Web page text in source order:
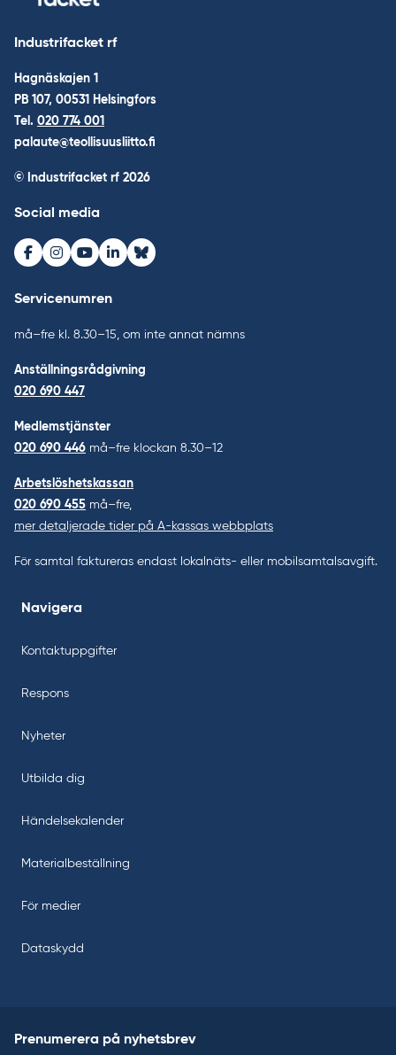
Industrifacket rf
Hagnäskajen 1
PB 107, 00531 Helsingfors
Tel. 020 774 001
palaute@teollisuusliitto.fi
© Industrifacket rf 2026
Social media
Facebook
Instagram
Youtube
LinkedInBluesky
Servicenumren
må–fre kl. 8.30–15, om inte annat nämns
Anställningsrådgivning
020 690 447
Medlemstjänster
020 690 446 må–fre klockan 8.30–12
Arbetslöshetskassan
020 690 455 må–fre,
mer detaljerade tider på A-kassas webbplats
För samtal faktureras endast lokalnäts- eller mobilsamtalsavgift.
Navigera
Kontaktuppgifter
Respons
Nyheter
Utbilda dig
Händelsekalender
Materialbeställning
För medier
Dataskydd
Prenumerera på nyhetsbrev